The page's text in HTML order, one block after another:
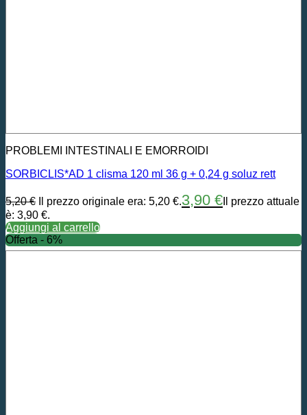
PROBLEMI INTESTINALI E EMORROIDI
SORBICLIS*AD 1 clisma 120 ml 36 g + 0,24 g soluz rett
5,20€ Il prezzo originale era: 5,20 €.3,90 € Il prezzo attuale
è: 3,90 €.
Aggiungi al carrello
Offerta - 6%